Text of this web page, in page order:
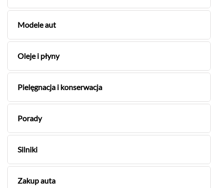
Modele aut
Oleje i płyny
Pielęgnacja i konserwacja
Porady
Silniki
Zakup auta